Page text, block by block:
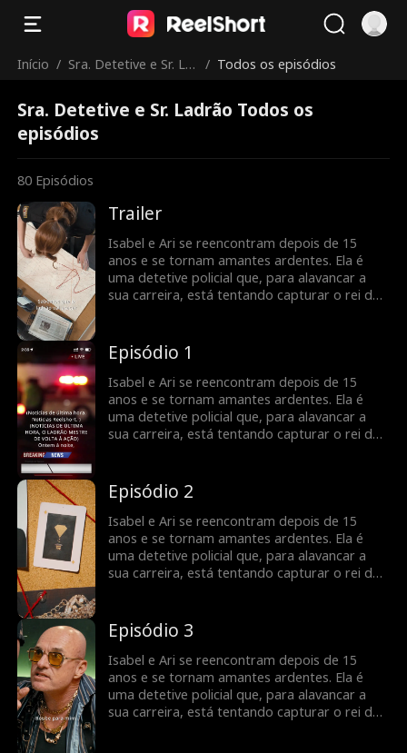
Início / Sra. Detetive e Sr. La
/ Todos os episódios
Sra. Detetive e Sr. Ladrão Todos os
episódios
80 Episódios
Trailer
Isabel e Ari se reencontram depois de 15
anos e se tornam amantes ardentes. Ela é
uma detetive policial que, para alavancar a
sua carreira, está tentando capturar o rei dos
ficando mais séria, será que Isabel vai
perceber que o seu amante é o criminoso que
ela anda perseguindo?
Episódio 1
Isabel e Ari se reencontram depois de 15
anos e se tornam amantes ardentes. Ela é
uma detetive policial que, para alavancar a
sua carreira, está tentando capturar o rei dos
ficando mais séria, será que Isabel vai
perceber que o seu amante é o criminoso que
ela anda perseguindo?
Episódio 2
Isabel e Ari se reencontram depois de 15
anos e se tornam amantes ardentes. Ela é
uma detetive policial que, para alavancar a
sua carreira, está tentando capturar o rei dos
ficando mais séria, será que Isabel vai
perceber que o seu amante é o criminoso que
ela anda perseguindo?
Episódio 3
Isabel e Ari se reencontram depois de 15
anos e se tornam amantes ardentes. Ela é
uma detetive policial que, para alavancar a
sua carreira, está tentando capturar o rei dos